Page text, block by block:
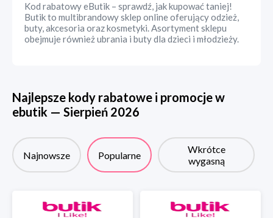
Kod rabatowy eButik – sprawdź, jak kupować taniej!
Butik to multibrandowy sklep online oferujący odzież,
buty, akcesoria oraz kosmetyki. Asortyment sklepu
obejmuje również ubrania i buty dla dzieci i młodzieży.
Najlepsze kody rabatowe i promocje w
ebutik — Sierpień 2026
Najnowsze Popularne
Wkrótce
wygasną